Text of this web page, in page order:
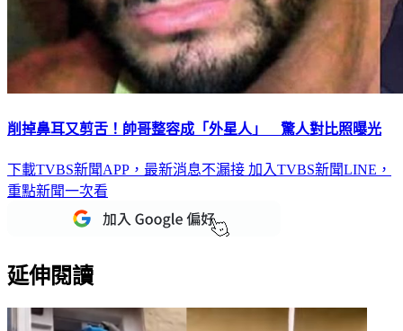
削掉鼻耳又剪舌！帥哥整容成「外星人」 驚人對比照曝光
下載TVBS新聞APP，最新消息不漏接 加入TVBS新聞LINE，
重點新聞一次看
延伸閱讀